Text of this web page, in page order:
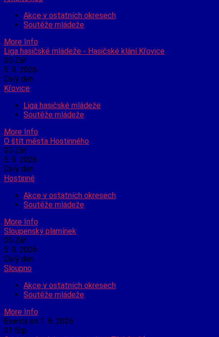
Akce v ostatních okresech
Soutěže mládeže
More Info
Liga hasičské mládeže - Hasičské klání Křovice
05 Zář
5. 9. 2026
Celý den
Křovice
Liga hasičské mládeže
Soutěže mládeže
More Info
O štít města Hostinného
05 Zář
5. 9. 2026
Celý den
Hostinné
Akce v ostatních okresech
Soutěže mládeže
More Info
Sloupenský plamínek
05 Zář
5. 9. 2026
Celý den
Sloupno
Akce v ostatních okresech
Soutěže mládeže
More Info
Events on 1. 8. 2026
01 Srp